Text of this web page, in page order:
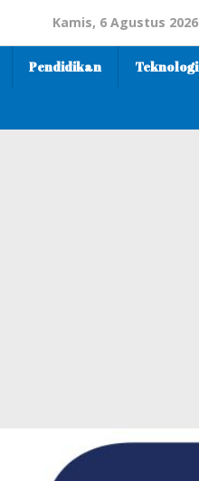
Kamis, 6 Agustus 2026
Pendidikan Teknologi